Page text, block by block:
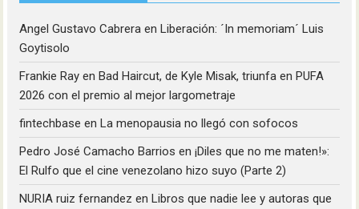
Angel Gustavo Cabrera enLiberación: ´In memoriam´ Luis
Goytisolo
Frankie Ray enBad Haircut, de Kyle Misak, triunfa en PUFA
2026 con el premio al mejor largometraje
fintechbase enLa menopausia no llegó con sofocos
Pedro José Camacho Barrios en¡Diles que no me maten!»:
El Rulfo que el cine venezolano hizo suyo (Parte 2)
NURIA ruiz fernandez enLibros que nadie lee y autoras que